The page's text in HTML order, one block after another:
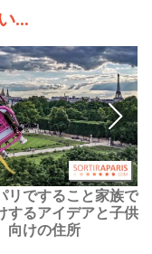
...
リですること家族で
するアイデアと子供
向けの住所